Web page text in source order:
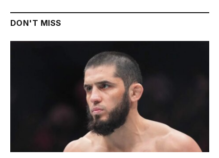
DON'T MISS